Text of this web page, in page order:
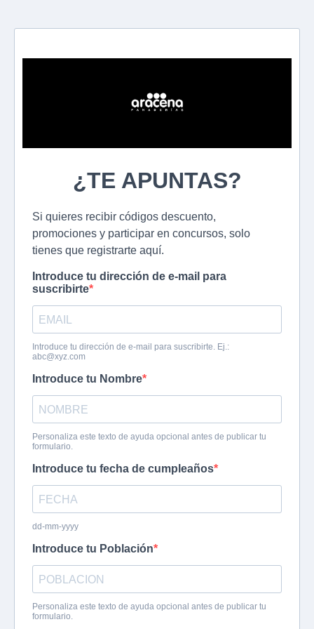
¿TE APUNTAS?
Si quieres recibir códigos descuento,
promociones y participar en concursos, solo
tienes que registrarte aquí.
Introduce tu dirección de e-mail para
suscribirte
Introduce tu dirección de e-mail para suscribirte. Ej.:
abc@xyz.com
Introduce tu Nombre
Personaliza este texto de ayuda opcional antes de publicar tu
formulario.
Introduce tu fecha de cumpleaños
dd-mm-yyyy
Introduce tu Población
Personaliza este texto de ayuda opcional antes de publicar tu
formulario.